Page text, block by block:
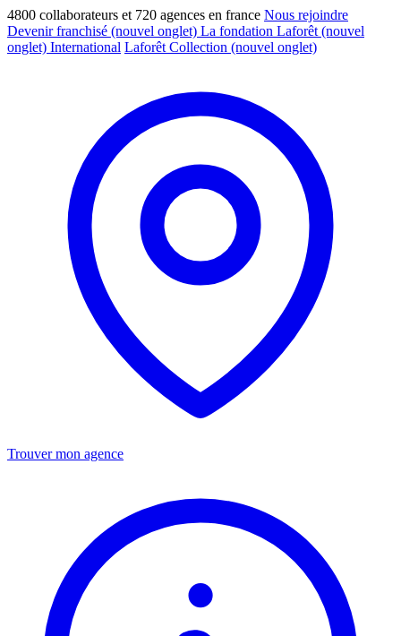
4800 collaborateurs et 720 agences en france Nous rejoindre
Devenir franchisé (nouvel onglet) La fondation Laforêt (nouvel
onglet) International Laforêt Collection (nouvel onglet)
Trouver mon agence